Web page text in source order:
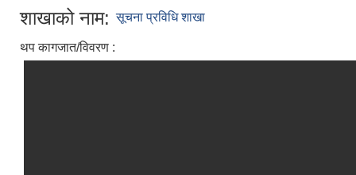
शाखाको नाम: सूचना प्रविधि शाखा
थप कागजात/विवरण :